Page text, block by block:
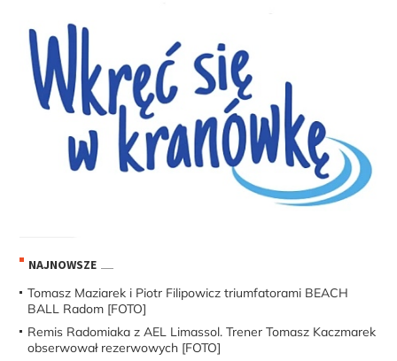
NAJNOWSZE
Tomasz Maziarek i Piotr Filipowicz triumfatorami BEACH
BALL Radom [FOTO]
Remis Radomiaka z AEL Limassol. Trener Tomasz Kaczmarek
obserwował rezerwowych [FOTO]